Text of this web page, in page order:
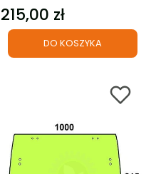
Cena
215,00 zł
DO KOSZYKA